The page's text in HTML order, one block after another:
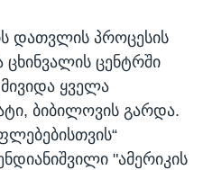
დათვლის პროცესის
ცენტრში
ყველა
ბიბილოვის გარდა.
"ამერიკის